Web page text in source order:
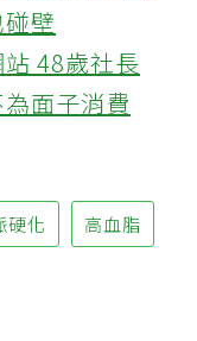
壁
48歲社長
面子消費
硬化 高血脂